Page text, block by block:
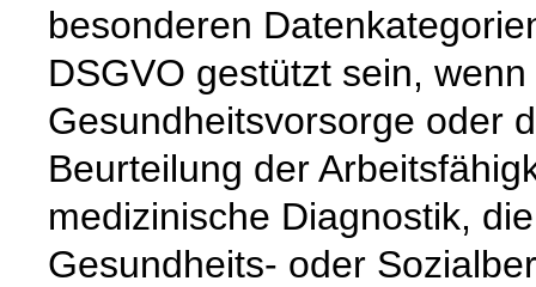
besonderen
DSGVO gestützt sein,
Gesundheitsvorsorge oder
Beurteilung der
medizinische Diagnostik,
Gesundheits- oder